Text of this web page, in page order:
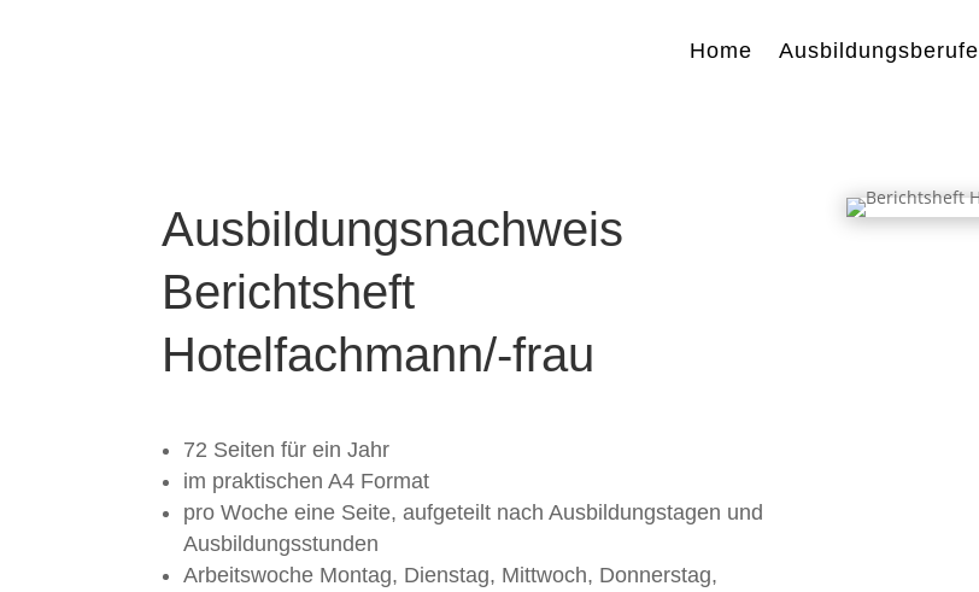
Home Ausbildungsberufe
Ausbildungsnachweis
Berichtsheft
Hotelfachmann/-frau
72 Seiten für ein Jahr
im praktischen A4 Format
pro Woche eine Seite, aufgeteilt nach Ausbildungstagen und
Ausbildungsstunden
Arbeitswoche Montag, Dienstag, Mittwoch, Donnerstag,